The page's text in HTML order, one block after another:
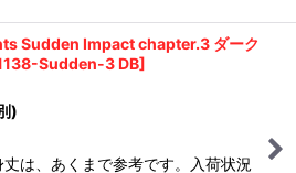
Sudden Impact chapter.3 ダーク
Sudden-3 DB]
)
は、あくまで参考です。入荷状況